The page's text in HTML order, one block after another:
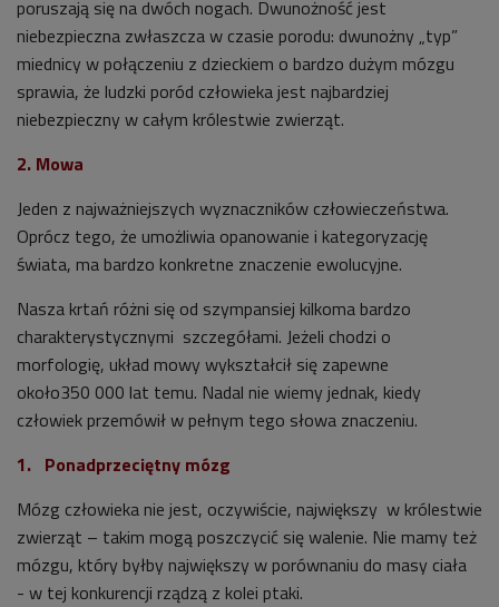
poruszają się na dwóch nogach. Dwunożność jest
niebezpieczna zwłaszcza w czasie porodu: dwunożny „typ”
miednicy w połączeniu z dzieckiem o bardzo dużym mózgu
sprawia, że ludzki poród człowieka jest najbardziej
niebezpieczny w całym królestwie zwierząt.
2. Mowa
Jeden z najważniejszych wyznaczników człowieczeństwa.
Oprócz tego, że umożliwia opanowanie i kategoryzację
świata, ma bardzo konkretne znaczenie ewolucyjne.
Nasza krtań różni się od szympansiej kilkoma bardzo
charakterystycznymi szczegółami. Jeżeli chodzi o
morfologię, układ mowy wykształcił się zapewne
około350 000 lat temu. Nadal nie wiemy jednak, kiedy
człowiek przemówił w pełnym tego słowa znaczeniu.
1. Ponadprzeciętny mózg
Mózg człowieka nie jest, oczywiście, największy w królestwie
zwierząt – takim mogą poszczycić się walenie. Nie mamy też
mózgu, który byłby największy w porównaniu do masy ciała
- w tej konkurencji rządzą z kolei ptaki.